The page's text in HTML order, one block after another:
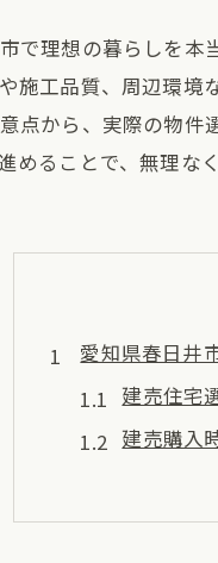
で理想の暮らしを
施工品質、周辺環
点から、実際の物
めることで、無理な
愛知県春日井
建売住宅
建売購入
建売住
春日井市